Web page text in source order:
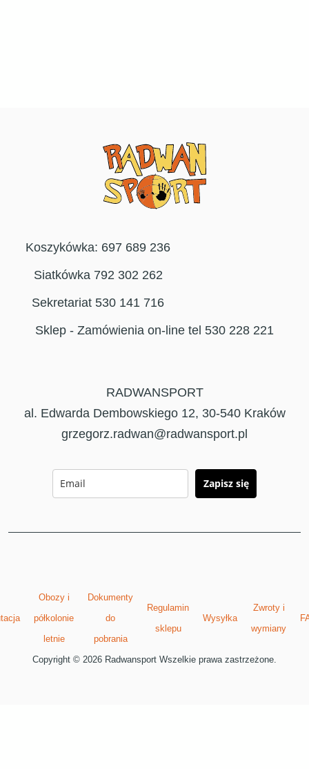
Koszykówka: 697 689 236
Siatkówka 792 302 262
Sekretariat 530 141 716
Sklep - Zamówienia on-line tel 530 228 221
RADWANSPORT
al. Edwarda Dembowskiego 12, 30-540 Kraków
grzegorz.radwan@radwansport.pl
Zapisz się
Obozy i
półkolonie
letnie
Dokumenty
do
pobrania
Regulamin
sklepu
Wysyłka
Zwroty i
wymiany
Copyright © 2026 Radwansport Wszelkie prawa zastrzeżone.